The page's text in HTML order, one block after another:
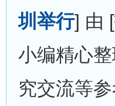
圳举行] 由
小编精心
究交流等